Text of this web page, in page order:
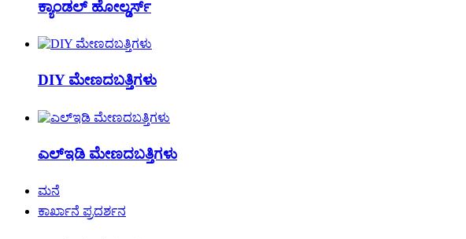
ಕ್ಯಾಂಡಲ್ ಹೋಲ್ಡರ್ಸ್
DIY ಮೇಣದಬತ್ತಿಗಳು
ಎಲ್ಇಡಿ ಮೇಣದಬತ್ತಿಗಳು
ಮನೆ
ಕಾರ್ಖಾನೆ ಪ್ರದರ್ಶನ